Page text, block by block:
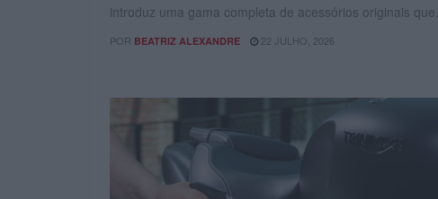
introduz uma gama completa de acessórios originais que...
POR BEATRIZ ALEXANDRE 22 JULHO, 2026